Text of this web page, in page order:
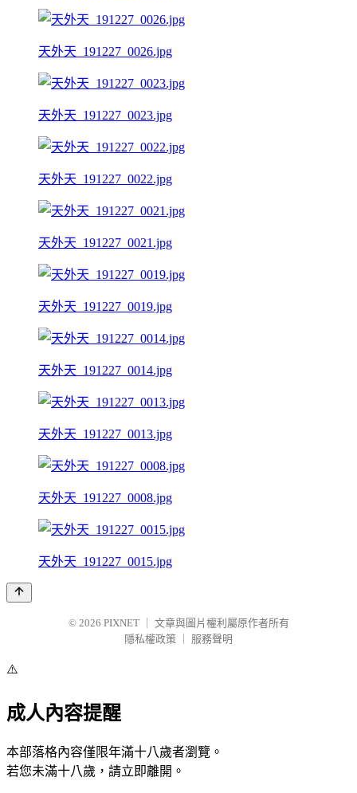
天外天_191227_0026.jpg
天外天_191227_0023.jpg
天外天_191227_0022.jpg
天外天_191227_0021.jpg
天外天_191227_0019.jpg
天外天_191227_0014.jpg
天外天_191227_0013.jpg
天外天_191227_0008.jpg
天外天_191227_0015.jpg
© 2026 PIXNET
文章與圖片權利屬原作者所有
隱私權政策
服務聲明
⚠️
成人內容提醒
本部落格內容僅限年滿十八歲者瀏覽。
若您未滿十八歲，請立即離開。